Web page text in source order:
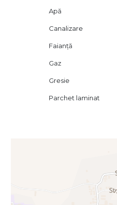
Apă
Canalizare
Faianță
Gaz
Gresie
Parchet laminat